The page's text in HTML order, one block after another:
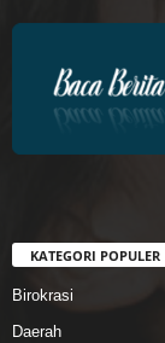
KATEGORI POPULER
Birokrasi
Daerah